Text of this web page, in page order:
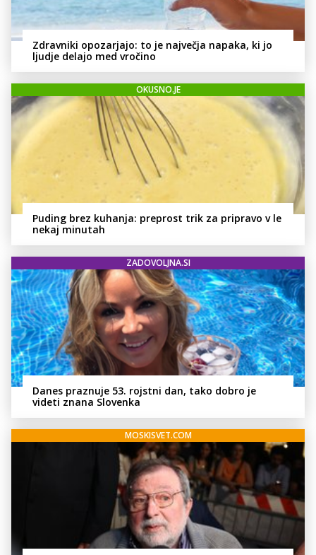
Zdravniki opozarjajo: to je največja napaka, ki jo
ljudje delajo med vročino
OKUSNO.JE
Puding brez kuhanja: preprost trik za pripravo v le
nekaj minutah
ZADOVOLJNA.SI
Danes praznuje 53. rojstni dan, tako dobro je
videti znana Slovenka
MOSKISVET.COM